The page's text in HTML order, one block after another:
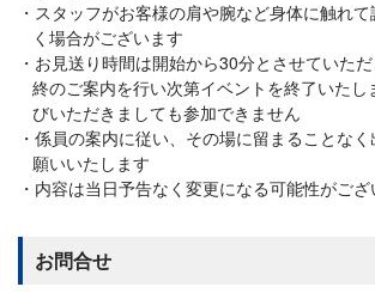
スタッフがお客様の肩や腕など身体に触れ
く場合がございます
お見送り時間は開始から30分とさせていた
終のご案内を行い次第イベントを終了いたし
びいただきましても参加できません
係員の案内に従い、その場に留まることな
願いいたします
内容は当日予告なく変更になる可能性がござ
お問合せ